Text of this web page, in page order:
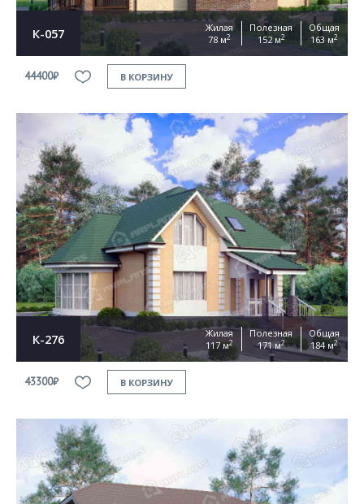
К-057
Жилая
78 м2
Полезная
152 м2
Общая
163 м2
44400₽ В КОРЗИНУ
К-276
Жилая
117 м2
Полезная
171 м2
Общая
184 м2
43300₽ В КОРЗИНУ